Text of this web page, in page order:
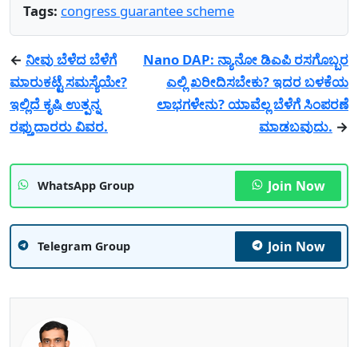
Tags: congress guarantee scheme
← ನೀವು ಬೆಳೆದ ಬೆಳೆಗೆ
ಮಾರುಕಟ್ಟೆ ಸಮಸ್ಯೆಯೇ?
ಇಲ್ಲಿದೆ ಕೃಷಿ ಉತ್ಪನ್ನ
ರಫ್ತುದಾರರು ವಿವರ.
Nano DAP: ನ್ಯಾನೋ ಡಿಎಪಿ ರಸಗೊಬ್ಬರ
ಎಲ್ಲಿ ಖರೀದಿಸಬೇಕು? ಇದರ ಬಳಕೆಯ
ಲಾಭಗಳೇನು? ಯಾವೆಲ್ಲ ಬೆಳೆಗೆ ಸಿಂಪರಣೆ
ಮಾಡಬವುದು. →
WhatsApp Group Join Now
Telegram Group Join Now